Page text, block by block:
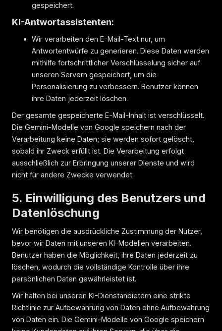
gespeichert.
KI-Antwortassistenten:
Wir verarbeiten den E-Mail-Text nur, um
Antwortentwürfe zu generieren. Diese Daten werden
mithilfe fortschrittlicher Verschlüsselung sicher auf
unseren Servern gespeichert, um die
Personalisierung zu verbessern. Benutzer können
ihre Daten jederzeit löschen.
Der gesamte gespeicherte E-Mail-Inhalt ist verschlüsselt.
Die Gemini-Modelle von Google speichern nach der
Verarbeitung keine Daten; sie werden sofort gelöscht,
sobald ihr Zweck erfüllt ist. Die Verarbeitung erfolgt
ausschließlich zur Erbringung unserer Dienste und wird
nicht für andere Zwecke verwendet.
5. Einwilligung des Benutzers und
Datenlöschung
Wir benötigen die ausdrückliche Zustimmung der Nutzer,
bevor wir Daten mit unseren KI-Modellen verarbeiten.
Benutzer haben die Möglichkeit, ihre Daten jederzeit zu
löschen, wodurch die vollständige Kontrolle über ihre
persönlichen Daten gewährleistet ist.
Wir halten bei unseren KI-Dienstanbietern eine strikte
Richtlinie zur Aufbewahrung von Daten ohne Aufbewahrung
von Daten ein. Die Gemini-Modelle von Google speichern